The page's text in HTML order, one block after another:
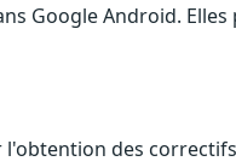
Google Android.
des